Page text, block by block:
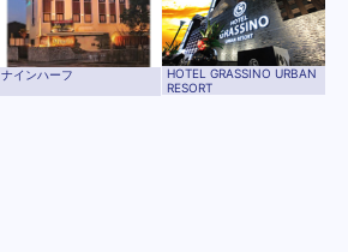
ナインハーフ
HOTEL GRASSINO URBAN
RESORT